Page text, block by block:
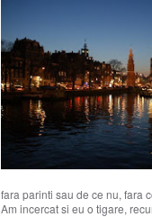
fara parinti sau de ce nu, fara
Am incercat si eu o tigare,